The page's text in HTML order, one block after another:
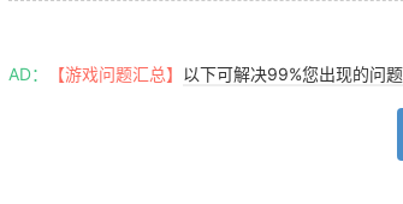
AD： 【游戏问题汇总】 以下可解决99%您出现的问